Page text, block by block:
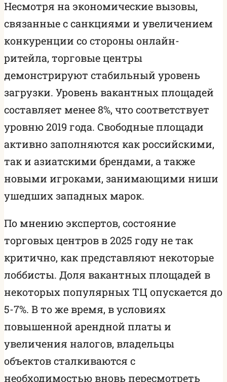
Несмотря на экономические вызовы,
связанные с санкциями и увеличением
конкуренции со стороны онлайн-
ритейла, торговые центры
демонстрируют стабильный уровень
загрузки. Уровень вакантных площадей
составляет менее 8%, что соответствует
уровню 2019 года. Свободные площади
активно заполняются как российскими,
так и азиатскими брендами, а также
новыми игроками, занимающими ниши
ушедших западных марок.
По мнению экспертов, состояние
торговых центров в 2025 году не так
критично, как представляют некоторые
лоббисты. Доля вакантных площадей в
некоторых популярных ТЦ опускается до
5-7%. В то же время, в условиях
повышенной арендной платы и
увеличения налогов, владельцы
объектов сталкиваются с
необходимостью вновь пересмотреть